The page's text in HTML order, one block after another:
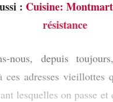
: Cuisine:
résistance
nous, depuis
ces adresses vieillottes
lesquelles on passe